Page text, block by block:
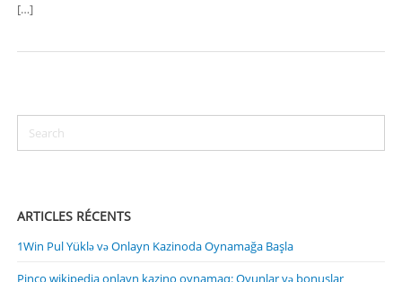
[…]
ARTICLES RÉCENTS
1Win Pul Yüklə və Onlayn Kazinoda Oynamağa Başla
Pinco wikipedia onlayn kazino oynamaq: Oyunlar və bonuslar